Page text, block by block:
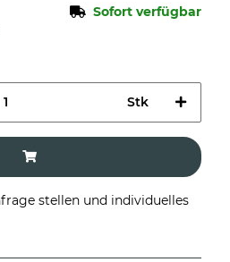
Sofort verfügbar
Stk
stellen und individuelles